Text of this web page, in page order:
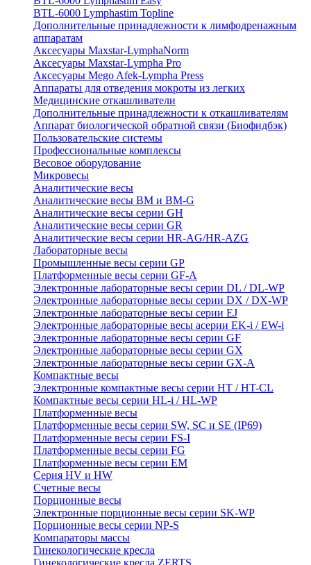
BTL-6000 Lymphastim Topline
Дополнительные принадлежности к лимфодренажным
аппаратам
Аксесуары Maxstar-LymphaNorm
Аксесуары Maxstar-Lympha Pro
Аксесуары Mego Afek-Lympha Press
Аппараты для отведения мокроты из легких
Медицинские откашливатели
Дополнительные принадлежности к откашливателям
Аппарат биологической обратной связи (Биофидбэк)
Пользовательские системы
Профессиональные комплексы
Весовое оборудование
Микровесы
Аналитические весы
Аналитические весы BM и BM-G
Аналитические весы серии GH
Аналитические весы серии GR
Аналитические весы серии HR-AG/HR-AZG
Лабораторные весы
Промышленные весы серии GP
Платформенные весы серии GF-A
Электронные лабораторные весы серии DL / DL-WP
Электронные лабораторные весы серии DX / DX-WP
Электронные лабораторные весы серии EJ
Электронные лабораторные весы aсерии EK-i / EW-i
Электронные лабораторные весы серии GF
Электронные лабораторные весы серии GX
Электронные лабораторные весы серии GX-A
Компактные весы
Электронные компактные весы серии HT / HT-CL
Компактные весы серии HL-i / HL-WP
Платформенные весы
Платформенные весы серии SW, SC и SE (IP69)
Платформенные весы серии FS-I
Платформенные весы серии FG
Платформенные весы серии EM
Серия HV и HW
Счетные весы
Порционные весы
Электронные порционные весы серии SK-WP
Порционные весы серии NP-S
Компараторы массы
Гинекологические кресла
Гинекологические кресла ZERTS